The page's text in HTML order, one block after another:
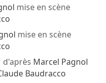
mise en scène
mise en scène
Marcel Pagnol
Baudracco